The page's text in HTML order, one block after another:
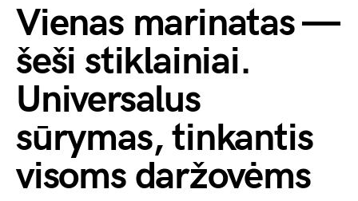
Vienas marinatas —
šeši stiklainiai.
Universalus
sūrymas, tinkantis
visoms daržovėms